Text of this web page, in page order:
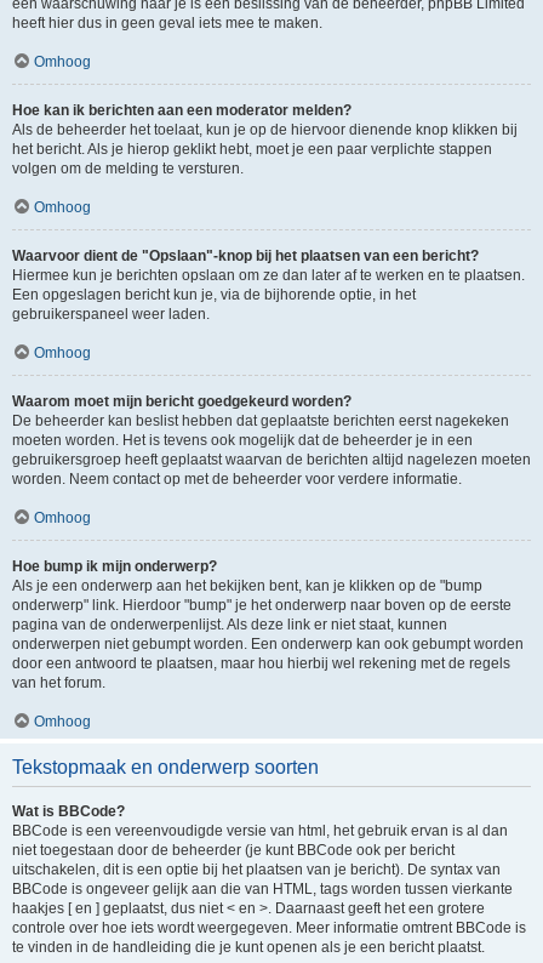
een waarschuwing naar je is een beslissing van de beheerder, phpBB Limited
heeft hier dus in geen geval iets mee te maken.
Omhoog
Hoe kan ik berichten aan een moderator melden?
Als de beheerder het toelaat, kun je op de hiervoor dienende knop klikken bij
het bericht. Als je hierop geklikt hebt, moet je een paar verplichte stappen
volgen om de melding te versturen.
Omhoog
Waarvoor dient de "Opslaan"-knop bij het plaatsen van een bericht?
Hiermee kun je berichten opslaan om ze dan later af te werken en te plaatsen.
Een opgeslagen bericht kun je, via de bijhorende optie, in het
gebruikerspaneel weer laden.
Omhoog
Waarom moet mijn bericht goedgekeurd worden?
De beheerder kan beslist hebben dat geplaatste berichten eerst nagekeken
moeten worden. Het is tevens ook mogelijk dat de beheerder je in een
gebruikersgroep heeft geplaatst waarvan de berichten altijd nagelezen moeten
worden. Neem contact op met de beheerder voor verdere informatie.
Omhoog
Hoe bump ik mijn onderwerp?
Als je een onderwerp aan het bekijken bent, kan je klikken op de "bump
onderwerp" link. Hierdoor "bump" je het onderwerp naar boven op de eerste
pagina van de onderwerpenlijst. Als deze link er niet staat, kunnen
onderwerpen niet gebumpt worden. Een onderwerp kan ook gebumpt worden
door een antwoord te plaatsen, maar hou hierbij wel rekening met de regels
van het forum.
Omhoog
Tekstopmaak en onderwerp soorten
Wat is BBCode?
BBCode is een vereenvoudigde versie van html, het gebruik ervan is al dan
niet toegestaan door de beheerder (je kunt BBCode ook per bericht
uitschakelen, dit is een optie bij het plaatsen van je bericht). De syntax van
BBCode is ongeveer gelijk aan die van HTML, tags worden tussen vierkante
haakjes [ en ] geplaatst, dus niet < en >. Daarnaast geeft het een grotere
controle over hoe iets wordt weergegeven. Meer informatie omtrent BBCode is
te vinden in de handleiding die je kunt openen als je een bericht plaatst.